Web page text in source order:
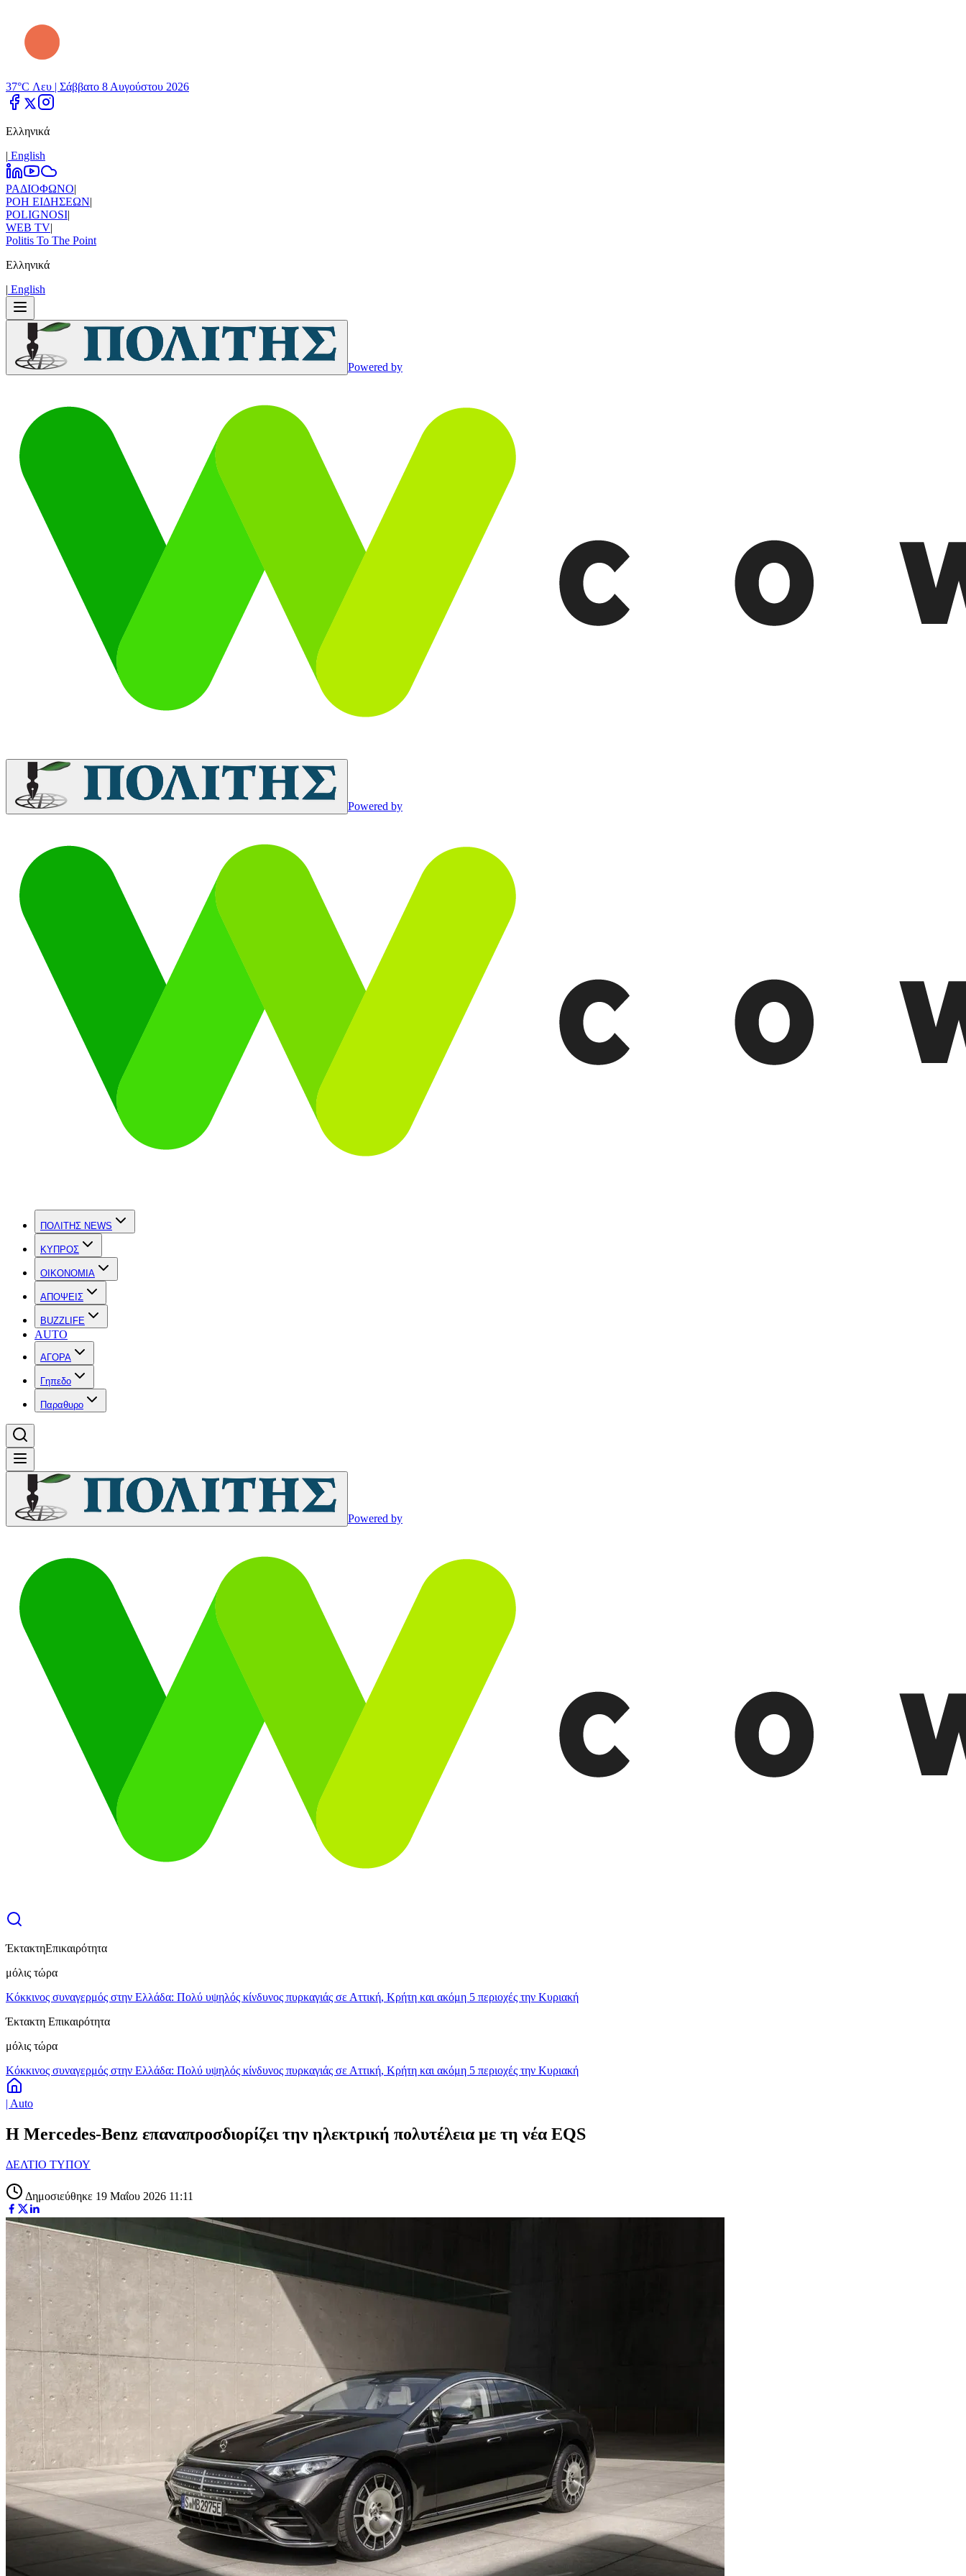
37°C Λευ | Σάββατο 8 Αυγούστου 2026
Ελληνικά
| Εnglish
ΡΑΔΙΟΦΩΝΟ|
ΡΟΗ ΕΙΔΗΣΕΩΝ|
POLIGNOSI|
WEB TV|
Politis To The Point
Ελληνικά
| Εnglish
Powered by
Powered by
ΠΟΛΙΤΗΣ NEWS
ΚΥΠΡΟΣ
OIKONOMIA
ΑΠΟΨΕΙΣ
BUZZLIFE
AUTO
ΑΓΟΡΑ
Γηπεδο
Παραθυρο
Powered by
ΈκτακτηΕπικαιρότητα
μόλις τώρα
Κόκκινος συναγερμός στην Ελλάδα: Πολύ υψηλός κίνδυνος πυρκαγιάς σε Αττική, Κρήτη και ακόμη 5 περιοχές την Κυριακή
Έκτακτη Επικαιρότητα
μόλις τώρα
Κόκκινος συναγερμός στην Ελλάδα: Πολύ υψηλός κίνδυνος πυρκαγιάς σε Αττική, Κρήτη και ακόμη 5 περιοχές την Κυριακή
| Auto
Η Mercedes-Benz επαναπροσδιορίζει την ηλεκτρική πολυτέλεια με τη νέα EQS
ΔΕΛΤΙΟ ΤΥΠΟΥ
Δημοσιεύθηκε 19 Μαΐου 2026 11:11